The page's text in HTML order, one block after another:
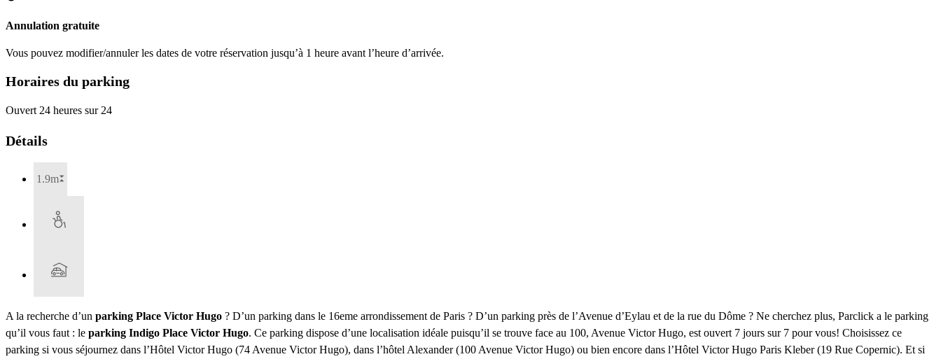
Annulation gratuite
Vous pouvez modifier/annuler les dates de votre réservation jusqu’à 1 heure avant l’heure d’arrivée.
Horaires du parking
Ouvert 24 heures sur 24
Détails
1.9m
A la recherche d’un parking Place Victor Hugo ? D’un parking dans le 16eme arrondissement de Paris ? D’un parking près de l’Avenue d’Eylau et de la rue du Dôme ? Ne cherchez plus, Parclick a le parking
qu’il vous faut : le parking Indigo Place Victor Hugo. Ce parking dispose d’une localisation idéale puisqu’il se trouve face au 100, Avenue Victor Hugo, est ouvert 7 jours sur 7 pour vous! Choisissez ce
parking si vous séjournez dans l’Hôtel Victor Hugo (74 Avenue Victor Hugo), dans l’hôtel Alexander (100 Avenue Victor Hugo) ou bien encore dans l’Hôtel Victor Hugo Paris Kleber (19 Rue Copernic). Et si